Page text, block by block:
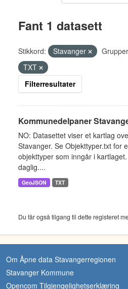
Fant 1 datasett
Stikkord: Stavanger
TXT
Filterresultater
Kommunedelpaner
NO: Datasettet viser et kartlag
Stavanger. Se Objekttyper.txt for
objekttyper som inngår i
daglig....
GeoJSON TXT
Du får også tilgang til dette registeret
Om Åpne data Stavangerregionen
Stavanger Kommune
Opencom Tilgjengelighetserklæring